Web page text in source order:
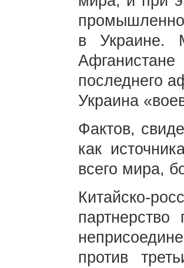
в Украине.
последнего
Украина
Фактов,
как
всего мира,
Китайско-
против